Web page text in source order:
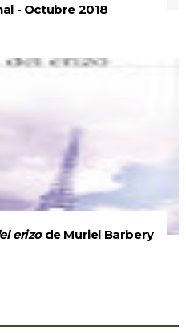
- Octubre 2018
erizode Muriel Barbery